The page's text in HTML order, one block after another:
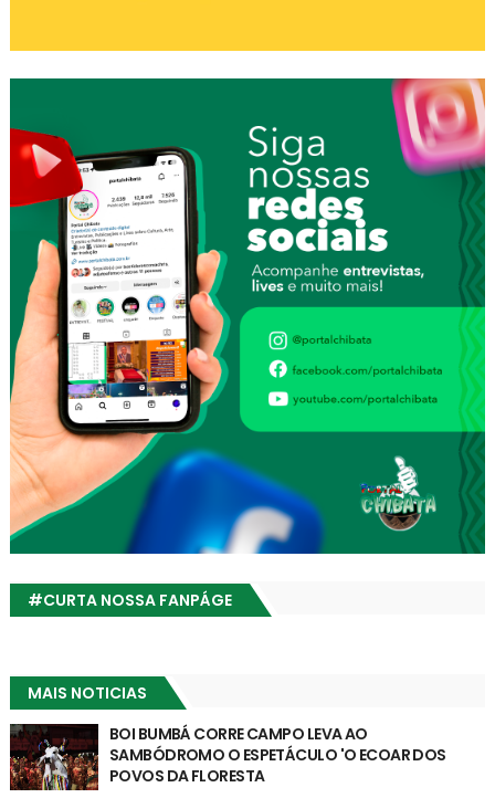
#CURTA NOSSA FANPÁGE
MAIS NOTICIAS
BOI BUMBÁ CORRE CAMPO LEVA AO
SAMBÓDROMO O ESPETÁCULO 'O ECOAR DOS
POVOS DA FLORESTA